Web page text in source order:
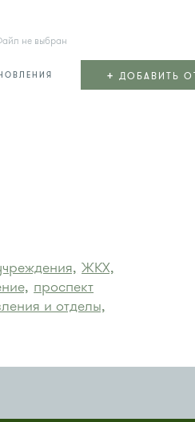
не выбран
+ ДОБАВИТЬ
ЖКХ,
проспект
и отделы,